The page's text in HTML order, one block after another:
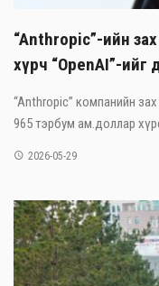
“Anthropic”-ийн
хүрч “OpenAI”-ийг
“Anthropic” компанийн
965 тэрбум ам.доллар
2026-05-29